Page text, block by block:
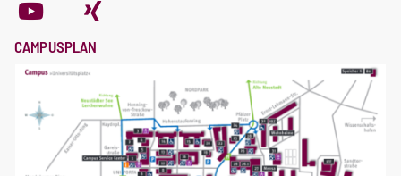
CAMPUSPLAN